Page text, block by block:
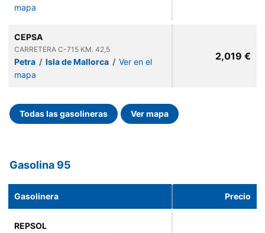
mapa
CEPSA
CARRETERA C-715 KM. 42,5
Petra / Isla de Mallorca / Ver en el
mapa
2,019 €
Todas las gasolineras Ver mapa
Gasolina 95
Gasolinera Precio
REPSOL